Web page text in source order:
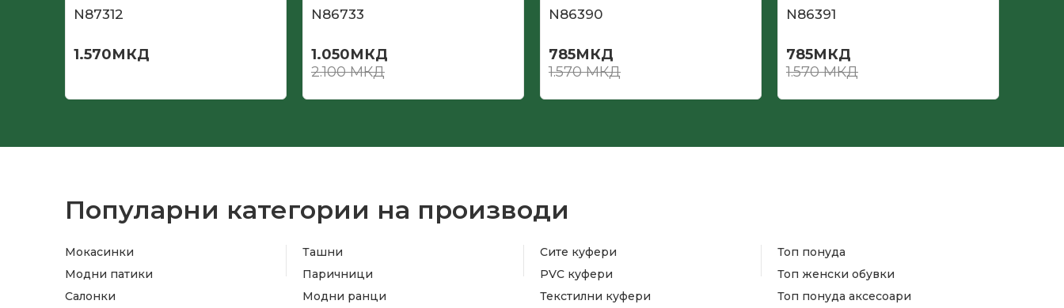
N87312
1.570МКД
N86733
1.050МКД
2.100МКД
N86390
785МКД
1.570МКД
N86391
785МКД
1.570МКД
Популарни категории на производи
Мокасинки
Модни патики
Салонки
Ташни
Паричници
Модни ранци
Сите куфери
PVC куфери
Текстилни куфери
Топ понуда
Топ женски обувки
Топ понуда аксесоари